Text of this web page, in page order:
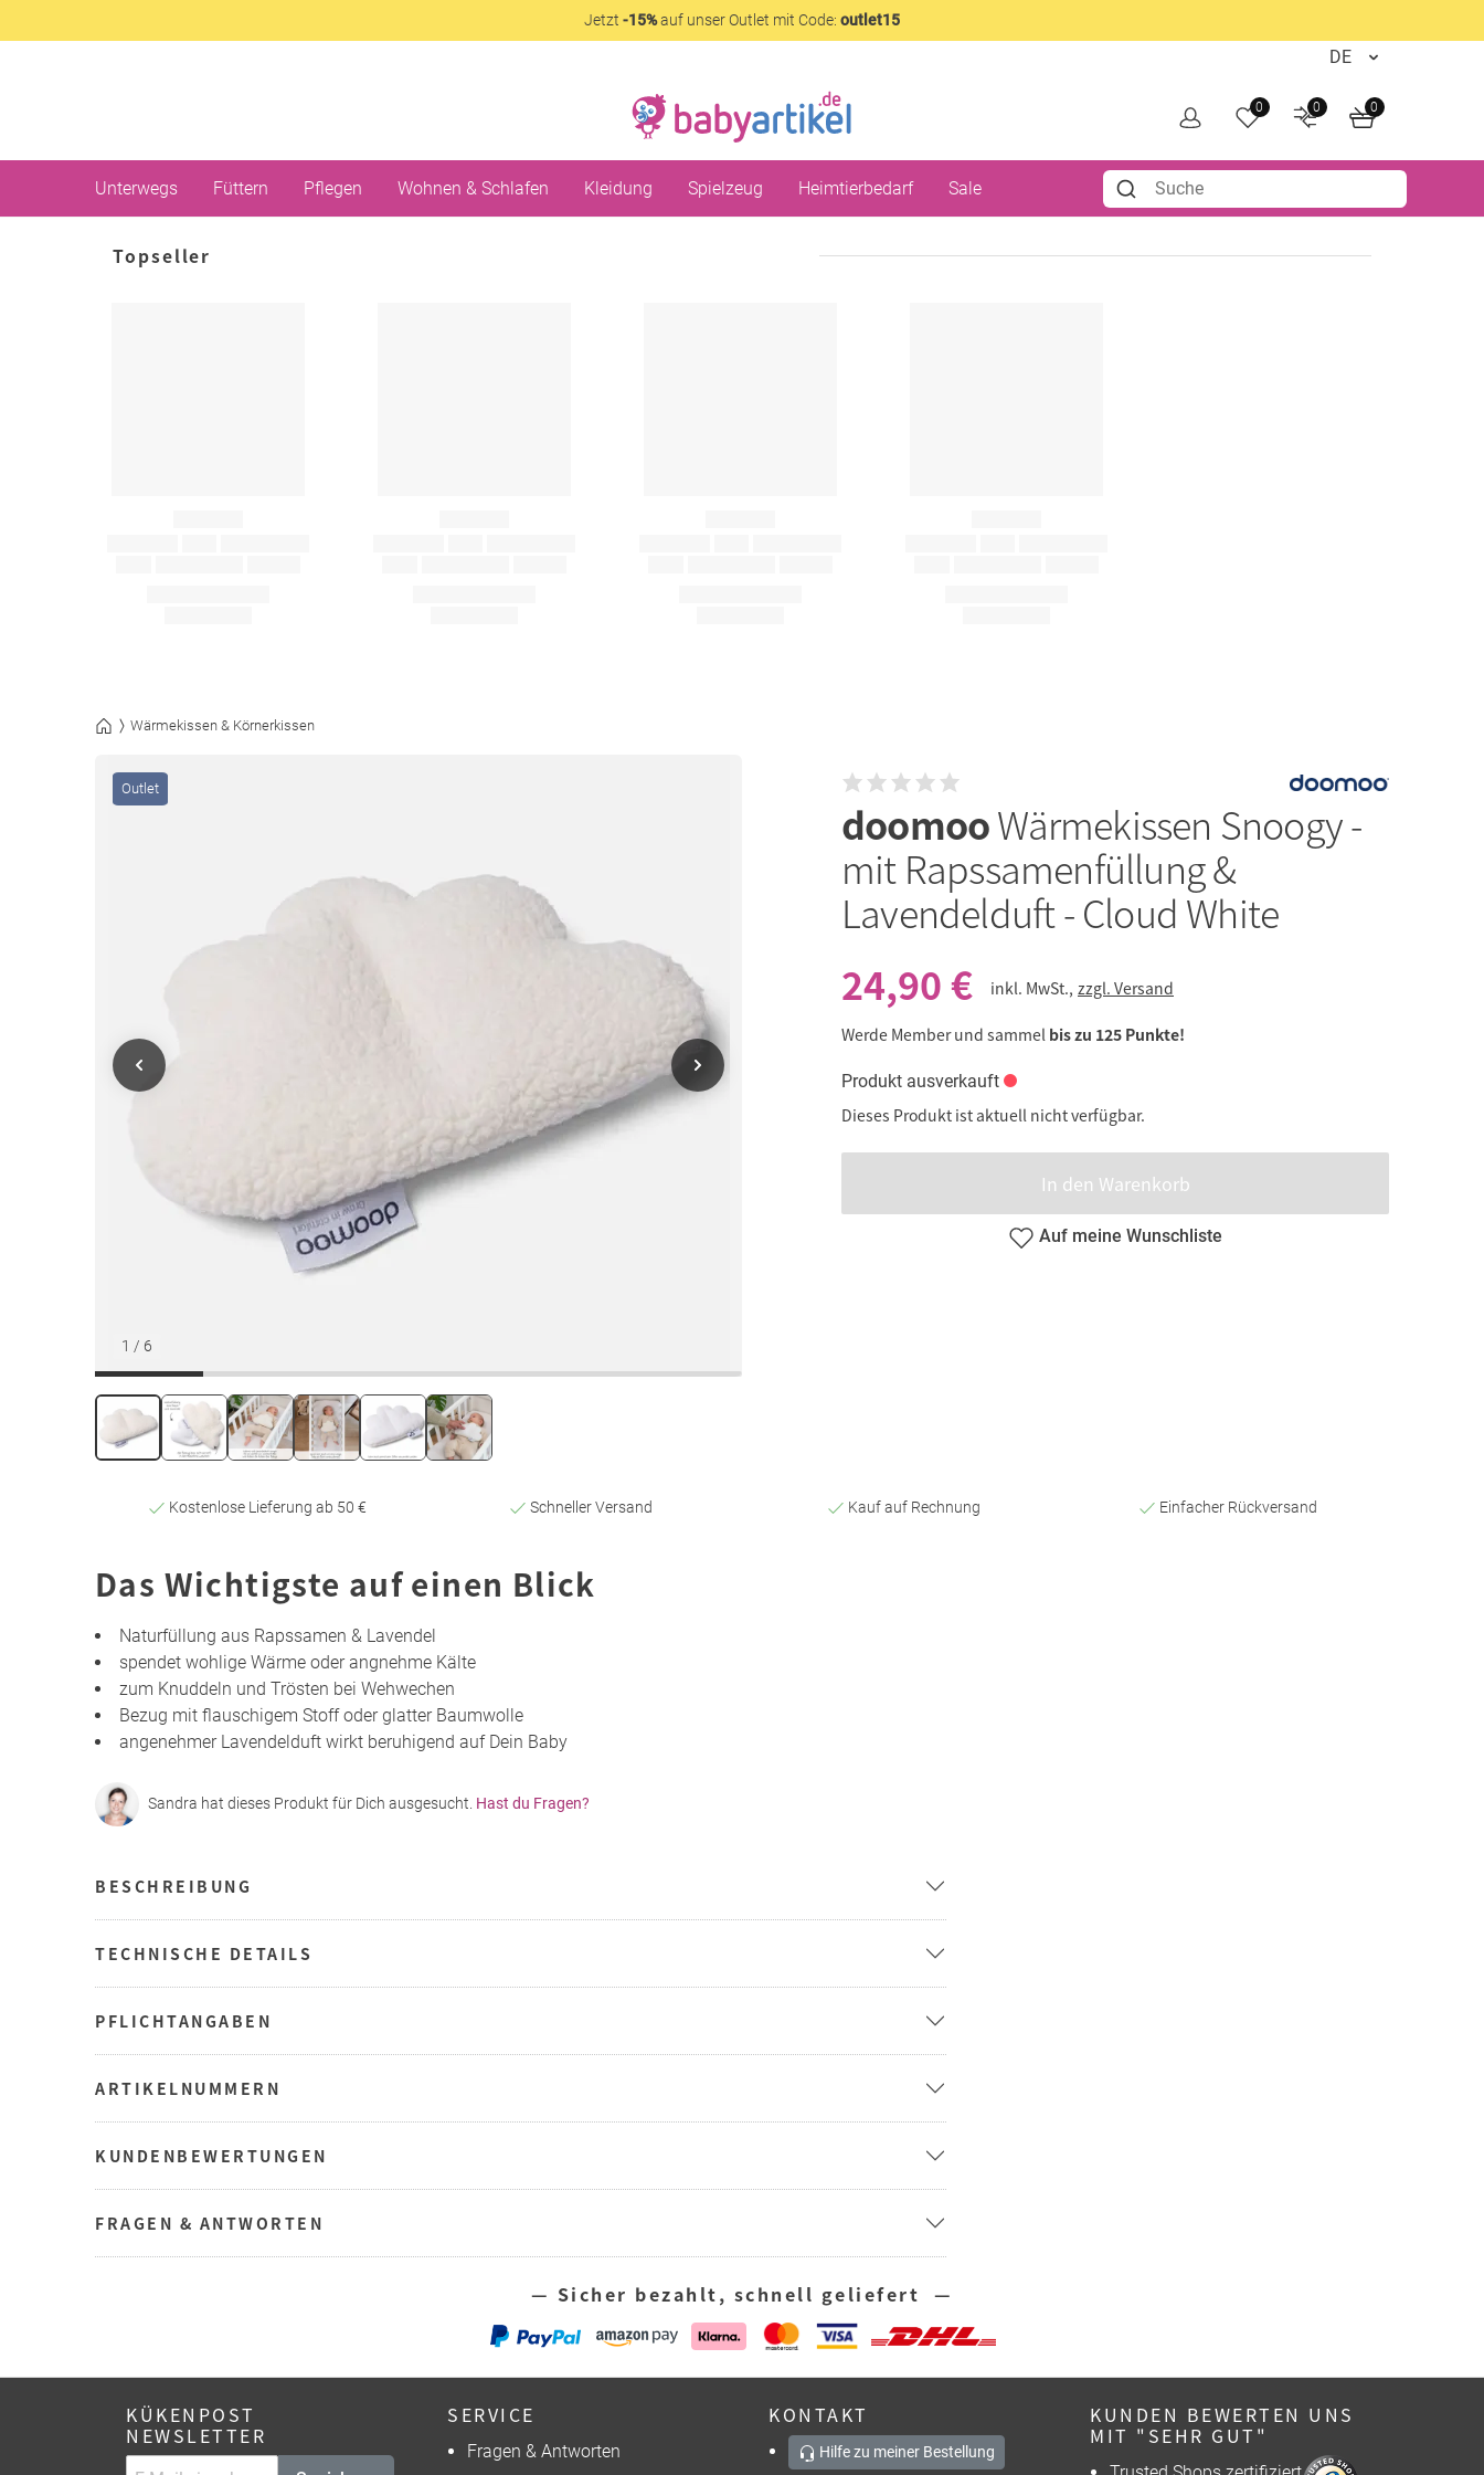
Jetzt -15%auf unser Outlet mit Code: outlet15
0 0 0
Unterwegs Füttern Pflegen Wohnen & Schlafen Kleidung Spielzeug Heimtierbedarf Sale
Topseller
Wärmekissen & Körnerkissen
1 / 6
Outlet
doomooWärmekissen Snoogy -
mit Rapssamenfüllung &
Lavendelduft - Cloud White
24,90 €
inkl. MwSt., zzgl. Versand
Werde Member und sammel bis zu 125 Punkte!
Produkt ausverkauft
Dieses Produkt ist aktuell nicht verfügbar.
In den Warenkorb
Auf meine Wunschliste
Kostenlose Lieferung ab 50 € Schneller Versand Kauf auf Rechnung Einfacher Rückversand
Das Wichtigste auf einen Blick
Naturfüllung aus Rapssamen & Lavendel
spendet wohlige Wärme oder angnehme Kälte
zum Knuddeln und Trösten bei Wehwechen
Bezug mit flauschigem Stoff oder glatter Baumwolle
angenehmer Lavendelduft wirkt beruhigend auf Dein Baby
Sandra hat dieses Produkt für Dich ausgesucht. Hast du Fragen?
BESCHREIBUNG
TECHNISCHE DETAILS
PFLICHTANGABEN
ARTIKELNUMMERN
KUNDENBEWERTUNGEN
FRAGEN & ANTWORTEN
— Sicher bezahlt, schnell geliefert —
KÜKENPOST
NEWSLETTER
SERVICE
Fragen & Antworten
KONTAKT
Hilfe zu meiner Bestellung
KUNDEN BEWERTEN UNS
MIT "SEHR GUT"